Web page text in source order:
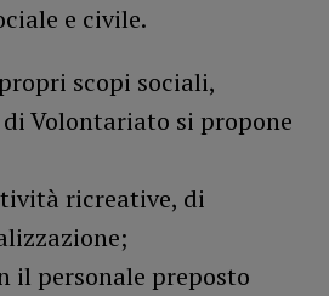
e civile.
scopi sociali,
Volontariato si propone
ricreative, di
il personale preposto